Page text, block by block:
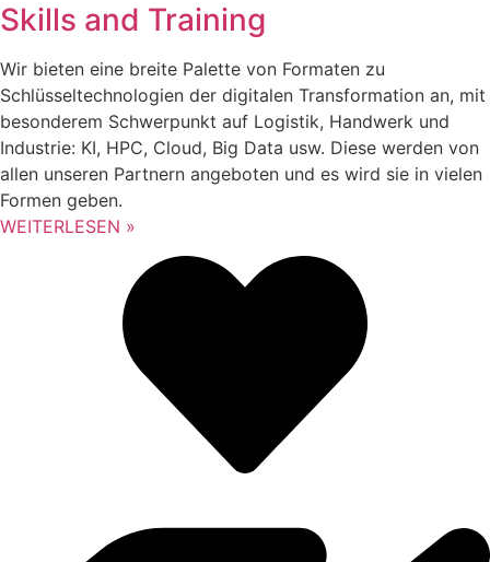
Skills and Training
Wir bieten eine breite Palette von Formaten zu
Schlüsseltechnologien der digitalen Transformation an, mit
besonderem Schwerpunkt auf Logistik, Handwerk und
Industrie: KI, HPC, Cloud, Big Data usw. Diese werden von
allen unseren Partnern angeboten und es wird sie in vielen
Formen geben.
WEITERLESEN »